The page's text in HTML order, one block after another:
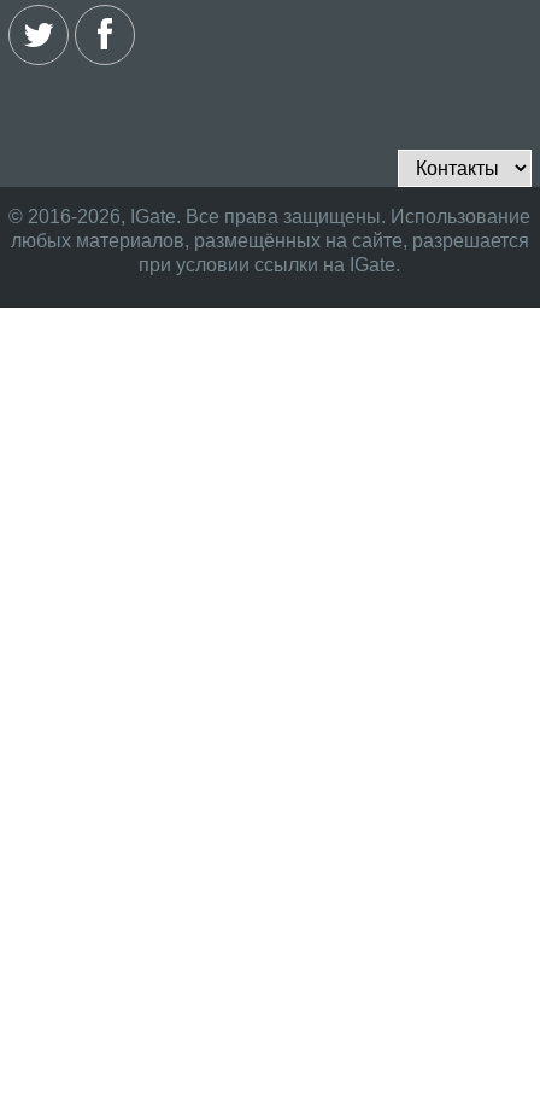
© 2016-2026, IGate. Все права защищены. Использование
любых материалов, размещённых на сайте, разрешается
при условии ссылки на IGate.